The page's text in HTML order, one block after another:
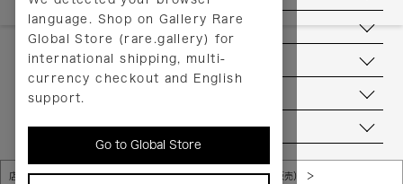
language. Shop on Gallery Rare
Global Store (rare.gallery) for
international shipping, multi-
currency checkout and English
support.
Go to Global Store
ヘルプ
お問い合わせ
当店について
店舗一覧 販売規約（店頭販売）